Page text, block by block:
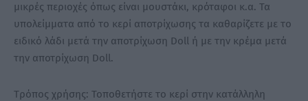
μικρές περιοχές όπως είναι μουστάκι, κρόταφοι κ.α. Τα
υπολείμματα από το κερί αποτρίχωσης τα καθαρίζετε με το
ειδικό λάδι μετά την αποτρίχωση Doll ή με την κρέμα μετά
την αποτρίχωση Doll.
Tρόπος χρήσης: Τοποθετήστε το κερί στην κατάλληλη